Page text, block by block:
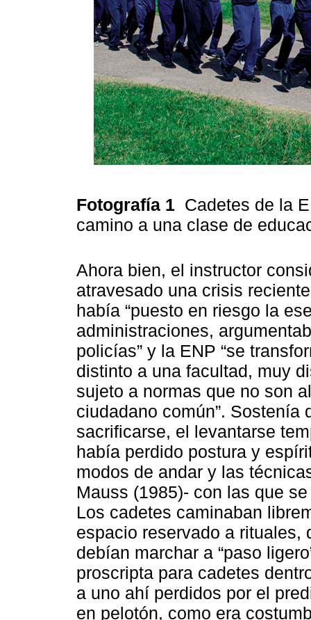
Fotografía 1 Cadetes de la
camino a una clase de
Ahora bien, el instructor
atravesado una crisis
había “puesto en riesgo la
administraciones,
policías” y la ENP “se
distinto a una facultad, muy
sujeto a normas que no son
ciudadano común”. Sostenía
sacrificarse, el levantarse
había perdido postura y
modos de andar y las
Mauss (1985)- con las que
Los cadetes caminaban
espacio reservado a
debían marchar a “paso
proscripta para cadetes
a uno ahí perdidos por el
en pelotón, como era